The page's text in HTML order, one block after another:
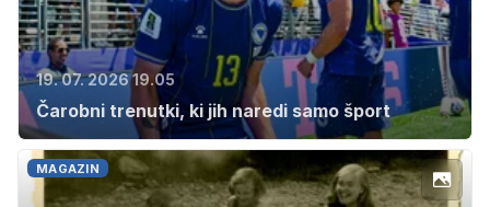
19. 07. 2026 19.05
Čarobni trenutki, ki jih naredi samo šport
MAGAZIN